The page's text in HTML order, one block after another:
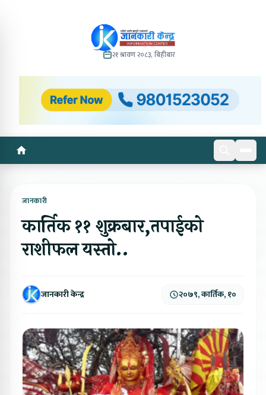
२१ श्रावण २०८३, बिहीबार
जानकारी
कार्तिक ११ शुक्रबार,तपाईको
राशीफल यस्तो..
जानकारी केन्द्र २०७९, कार्तिक, १०